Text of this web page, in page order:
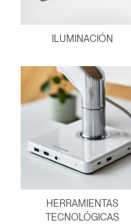
ILUMINACIÓN
HERRAMIENTAS
TECNOLÓGICAS